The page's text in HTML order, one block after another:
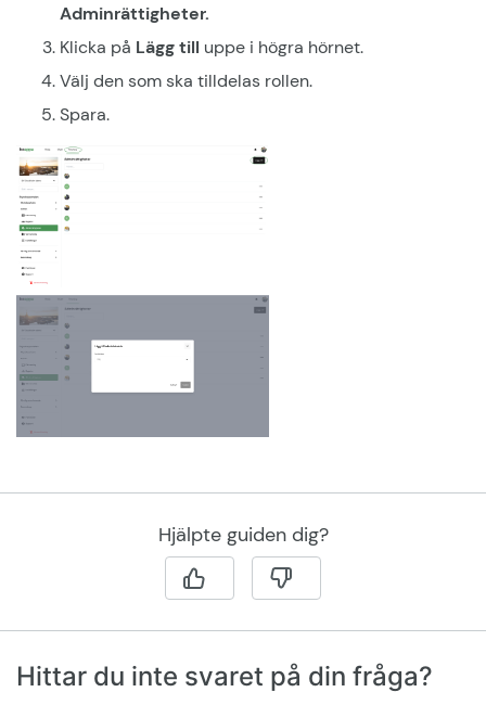
Adminrättigheter.
Klicka på Lägg till uppe i högra hörnet.
Välj den som ska tilldelas rollen.
Spara.
Hjälpte guiden dig?
Hittar du inte svaret på din fråga?